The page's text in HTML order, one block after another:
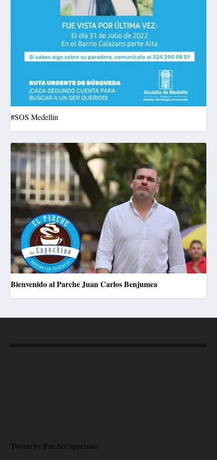
#SOS Medellín
Bienvenido al Parche Juan Carlos Benjumea
Tweets by ParcheCapuchino